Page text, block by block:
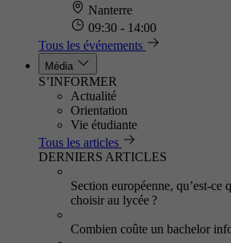
Nanterre
09:30 - 14:00
Tous les événements
Média
S’INFORMER
Actualité
Orientation
Vie étudiante
Tous les articles
DERNIERS ARTICLES
Section européenne, qu’est-ce
choisir au lycée ?
Combien coûte un bachelor